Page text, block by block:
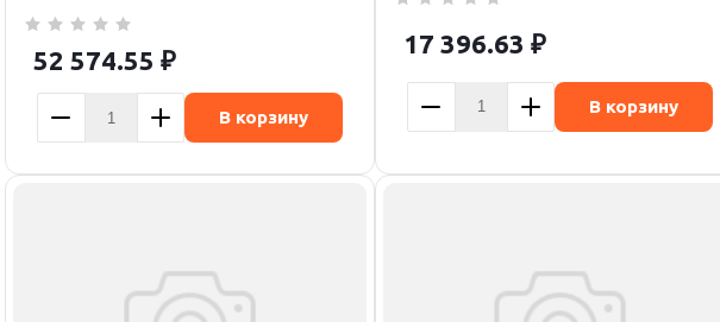
52 574.55 ₽
В корзину
17 396.63 ₽
В корзину